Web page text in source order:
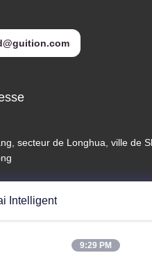
secteur de Longhua, ville de
18665866730
Intelligent
9:29 PM